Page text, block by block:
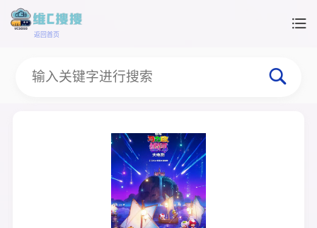
返回首页